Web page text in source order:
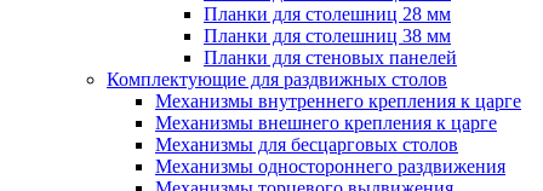
Планки для столешниц 28 мм
Планки для столешниц 38 мм
Планки для стеновых панелей
Комплектующие для раздвижных столов
Механизмы внутреннего крепления к царге
Механизмы внешнего крепления к царге
Механизмы для бесцарговых столов
Механизмы одностороннего раздвижения